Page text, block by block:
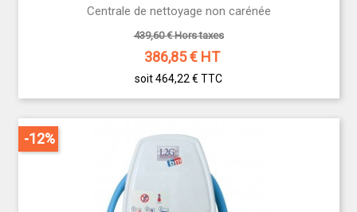
Centrale de nettoyage non carénée
439,60 € Hors taxes
386,85€ HT
soit 464,22 € TTC
-12%